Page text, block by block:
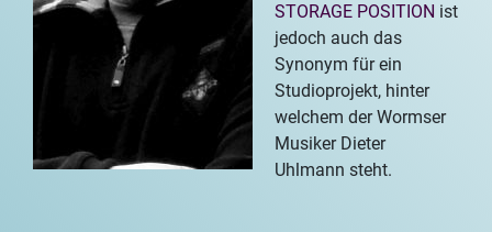
STORAGE POSITION ist
jedoch auch das
Synonym für ein
Studioprojekt, hinter
welchem der Wormser
Musiker Dieter
Uhlmann steht.